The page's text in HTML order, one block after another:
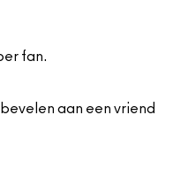
fan.
aan een vriend